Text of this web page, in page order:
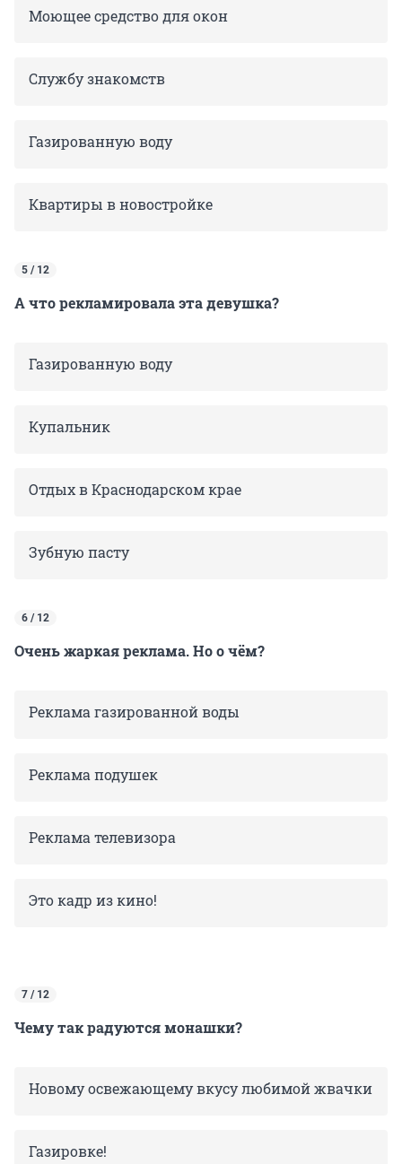
Моющее средство для окон
Службу знакомств
Газированную воду
Квартиры в новостройке
5 / 12
А что рекламировала эта девушка?
Газированную воду
Купальник
Отдых в Краснодарском крае
Зубную пасту
6 / 12
Очень жаркая реклама. Но о чём?
Реклама газированной воды
Реклама подушек
Реклама телевизора
Это кадр из кино!
7 / 12
Чему так радуются монашки?
Новому освежающему вкусу любимой жвачки
Газировке!